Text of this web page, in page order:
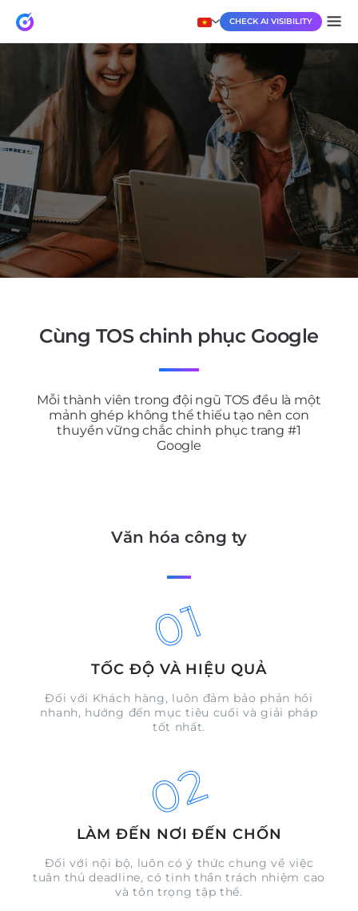
CHECK AI VISIBILITY
Cùng TOS chinh phục Google
Mỗi thành viên trong đội ngũ TOS đều là một
mảnh ghép không thể thiếu tạo nên con
thuyền vững chắc chinh phục trang #1
Google
Văn hóa công ty
01
TỐC ĐỘ VÀ HIỆU QUẢ
Đối với Khách hàng, luôn đảm bảo phản hồi
nhanh, hướng đến mục tiêu cuối và giải pháp
tốt nhất.
02
LÀM ĐẾN NƠI ĐẾN CHỐN
Đối với nội bộ, luôn có ý thức chung về việc
tuân thủ deadline, có tinh thần trách nhiệm cao
và tôn trọng tập thể.